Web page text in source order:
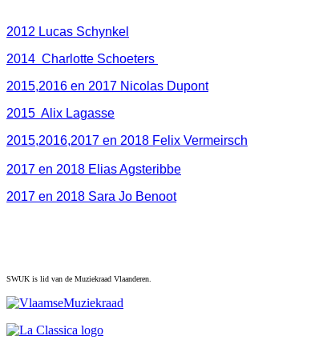
2012 Lucas Schynkel
2014 Charlotte Schoeters
2015,2016 en 2017 Nicolas Dupont
2015 Alix Lagasse
2015,2016,2017 en 2018 Felix Vermeirsch
2017 en 2018 Elias Agsteribbe
2017 en 2018 Sara Jo Benoot
SWUK is lid van de Muziekraad Vlaanderen.